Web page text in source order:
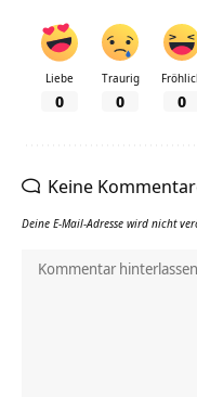
Liebe
0
Traurig
0 0
Keine
Deine E-Mail-Adresse wird nicht